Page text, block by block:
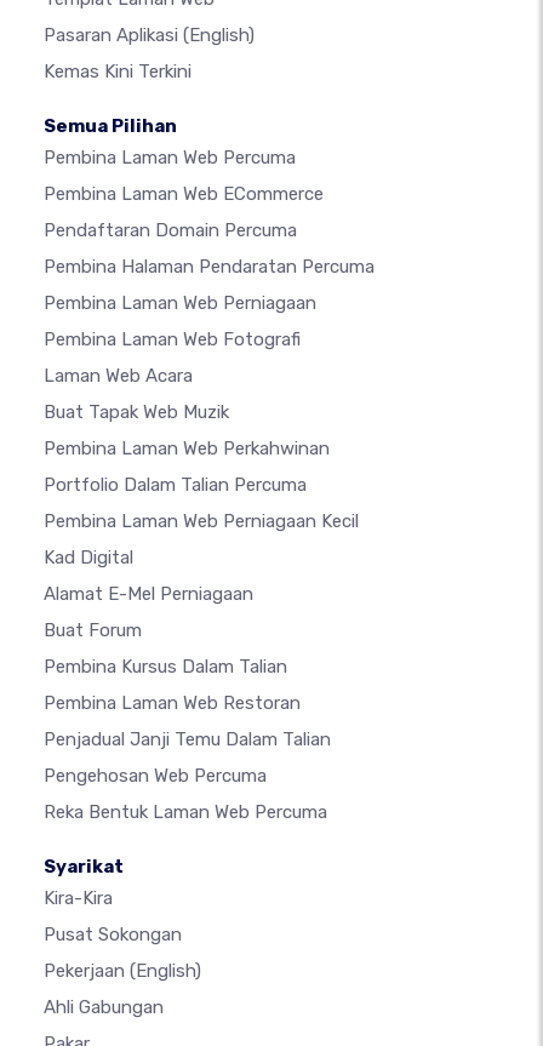
Pasaran Aplikasi (English)
Kemas Kini Terkini
Semua Pilihan
Pembina Laman Web Percuma
Pembina Laman Web ECommerce
Pendaftaran Domain Percuma
Pembina Halaman Pendaratan Percuma
Pembina Laman Web Perniagaan
Pembina Laman Web Fotografi
Laman Web Acara
Buat Tapak Web Muzik
Pembina Laman Web Perkahwinan
Portfolio Dalam Talian Percuma
Pembina Laman Web Perniagaan Kecil
Kad Digital
Alamat E-Mel Perniagaan
Buat Forum
Pembina Kursus Dalam Talian
Pembina Laman Web Restoran
Penjadual Janji Temu Dalam Talian
Pengehosan Web Percuma
Reka Bentuk Laman Web Percuma
Syarikat
Kira-Kira
Pusat Sokongan
Pekerjaan (English)
Ahli Gabungan